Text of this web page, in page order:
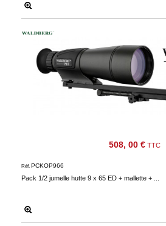
508, 00 € TTC
Pack 1/2 jumelle hutte 9 x 65 ED + mallette + ...
Réf. PCKOP966